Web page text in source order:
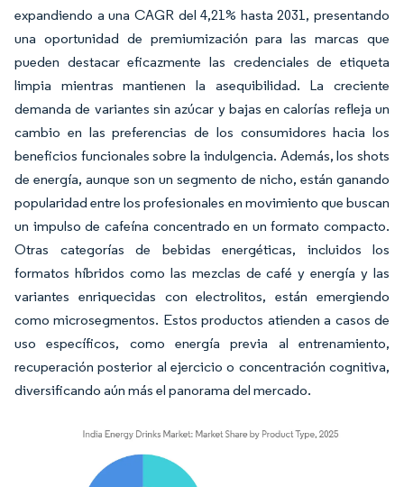
expandiendo a una CAGR del 4,21% hasta 2031, presentando
una oportunidad de premiumización para las marcas que
pueden destacar eficazmente las credenciales de etiqueta
limpia mientras mantienen la asequibilidad. La creciente
demanda de variantes sin azúcar y bajas en calorías refleja un
cambio en las preferencias de los consumidores hacia los
beneficios funcionales sobre la indulgencia. Además, los shots
de energía, aunque son un segmento de nicho, están ganando
popularidad entre los profesionales en movimiento que buscan
un impulso de cafeína concentrado en un formato compacto.
Otras categorías de bebidas energéticas, incluidos los
formatos híbridos como las mezclas de café y energía y las
variantes enriquecidas con electrolitos, están emergiendo
como microsegmentos. Estos productos atienden a casos de
uso específicos, como energía previa al entrenamiento,
recuperación posterior al ejercicio o concentración cognitiva,
diversificando aún más el panorama del mercado.